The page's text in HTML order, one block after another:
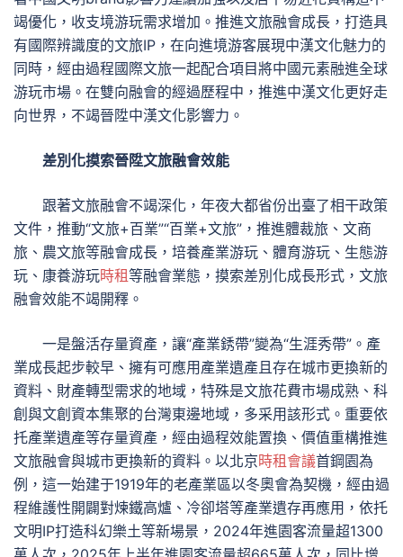
竭優化，收支境游玩需求增加。推進文旅融會成長，打造具
有國際辨識度的文旅IP，在向進境游客展現中漢文化魅力的
同時，經由過程國際文旅一起配合項目將中國元素融進全球
游玩市場。在雙向融會的經過歷程中，推進中漢文化更好走
向世界，不竭晉陞中漢文化影響力。
差別化摸索晉陞文旅融會效能
跟著文旅融會不竭深化，年夜大都省份出臺了相干政策
文件，推動“文旅+百業”“百業+文旅”，推進體裁旅、文商
旅、農文旅等融會成長，培養產業游玩、體育游玩、生態游
玩、康養游玩時租等融會業態，摸索差別化成長形式，文旅
融會效能不竭開釋。
一是盤活存量資產，讓“產業銹帶”變為“生涯秀帶”。產
業成長起步較早、擁有可應用產業遺產且存在城市更換新的
資料、財產轉型需求的地域，特殊是文旅花費市場成熟、科
創與文創資本集聚的台灣東邊地域，多采用該形式。重要依
托產業遺產等存量資產，經由過程效能置換、價值重構推進
文旅融會與城市更換新的資料。以北京時租會議首鋼園為
例，這一始建于1919年的老產業區以冬奧會為契機，經由過
程維護性開闢對煉鐵高爐、冷卻塔等產業遺存再應用，依托
文明IP打造科幻樂土等新場景，2024年進園客流量超1300